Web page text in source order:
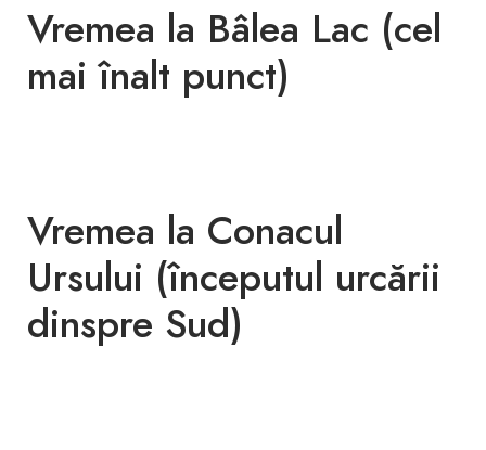
Vremea la Bâlea Lac (cel
mai înalt punct)
Vremea la Conacul
Ursului (începutul urcării
dinspre Sud)